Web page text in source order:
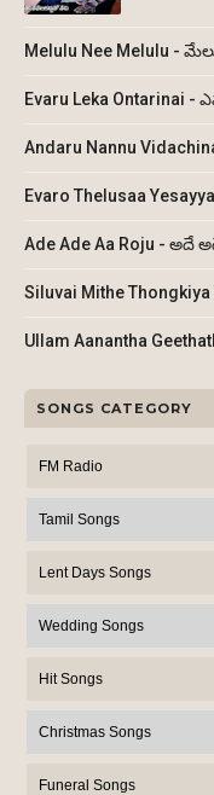
Melulu Nee Melulu -
Evaru Leka Ontarinai -
Andaru Nannu
Evaro Thelusaa
Ade Ade Aa Roju - అదే
Siluvai Mithe
Ullam Aanantha
SONGS CATEGORY
FM Radio
Tamil Songs
Lent Days Songs
Wedding Songs
Hit Songs
Christmas Songs
Funeral Songs